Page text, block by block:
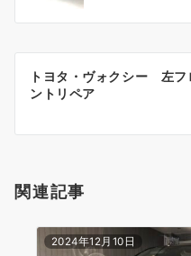
ビ
ン
トヨタ・ヴォクシー 左
ントリペア
関連記事
2024年12月10日